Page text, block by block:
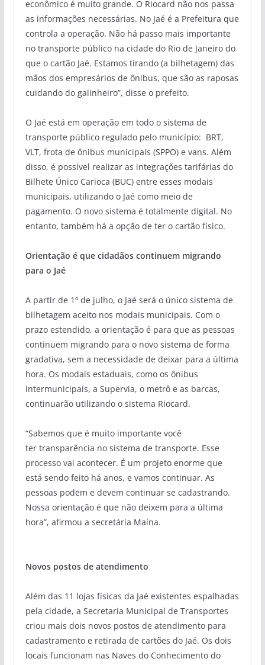
econômico é muito grande. O Riocard não nos passa
as informações necessárias. No Jaé é a Prefeitura que
controla a operação. Não há passo mais importante
no transporte público na cidade do Rio de Janeiro do
que o cartão Jaé. Estamos tirando (a bilhetagem) das
mãos dos empresários de ônibus, que são as raposas
cuidando do galinheiro”, disse o prefeito.
O Jaé está em operação em todo o sistema de
transporte público regulado pelo município: BRT,
VLT, frota de ônibus municipais (SPPO) e vans. Além
disso, é possível realizar as integrações tarifárias do
Bilhete Único Carioca (BUC) entre esses modais
municipais, utilizando o Jaé como meio de
pagamento. O novo sistema é totalmente digital. No
entanto, também há a opção de ter o cartão físico.
Orientação é que cidadãos continuem migrando
para o Jaé
A partir de 1º de julho, o Jaé será o único sistema de
bilhetagem aceito nos modais municipais. Com o
prazo estendido, a orientação é para que as pessoas
continuem migrando para o novo sistema de forma
gradativa, sem a necessidade de deixar para a última
hora. Os modais estaduais, como os ônibus
intermunicipais, a Supervia, o metrô e as barcas,
continuarão utilizando o sistema Riocard.
“Sabemos que é muito importante você
ter transparência no sistema de transporte. Esse
processo vai acontecer. É um projeto enorme que
está sendo feito há anos, e vamos continuar. As
pessoas podem e devem continuar se cadastrando.
Nossa orientação é que não deixem para a última
hora”, afirmou a secretária Maína.
Novos postos de atendimento
Além das 11 lojas físicas da Jaé existentes espalhadas
pela cidade, a Secretaria Municipal de Transportes
criou mais dois novos postos de atendimento para
cadastramento e retirada de cartões do Jaé. Os dois
locais funcionam nas Naves do Conhecimento do